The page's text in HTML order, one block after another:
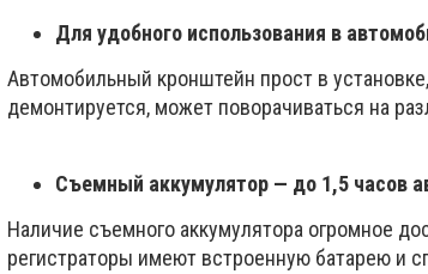
Для удобного использования в
Автомобильный кронштейн прост в
демонтируется, может поворачиваться на
Съемный аккумулятор — до 1,5 часов
Наличие съемного аккумулятора огромное
регистраторы имеют встроенную батарею и